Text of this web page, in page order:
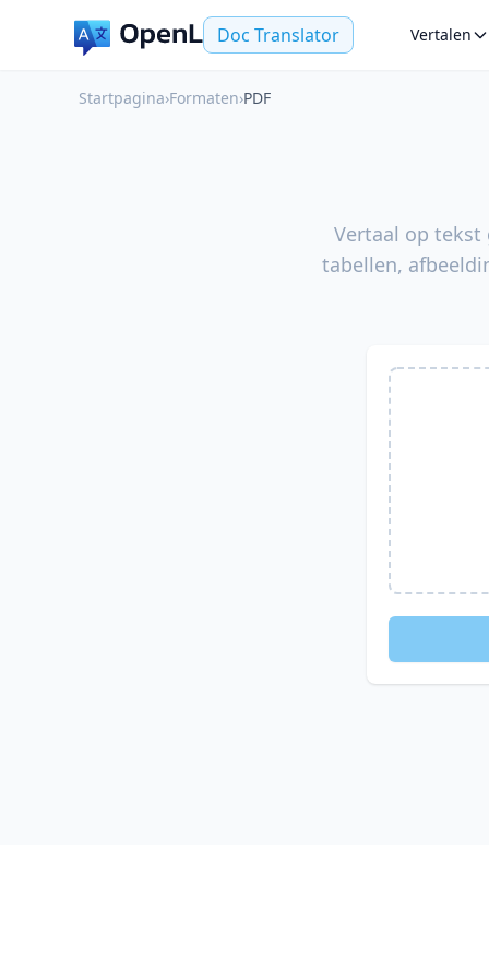
Doc Translator Vertalen
Startpagina›Formaten›PDF
Vertaal op tekst
tabellen,